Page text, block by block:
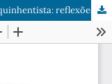
A organização jurisdicional portuguesa quinhentista: reflexões sobre o “universalismo europeu” na especificidade lusitana.